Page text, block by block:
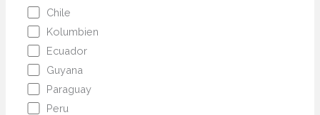
Chile
Kolumbien
Ecuador
Guyana
Paraguay
Peru